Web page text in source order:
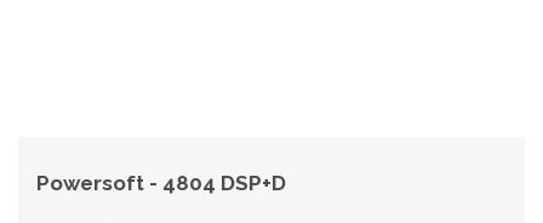
Powersoft - 4804 DSP+D